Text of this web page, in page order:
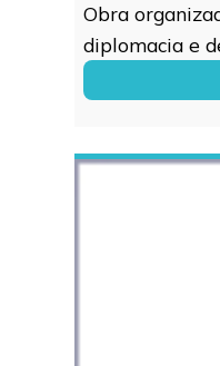
Obra
diplomacia e